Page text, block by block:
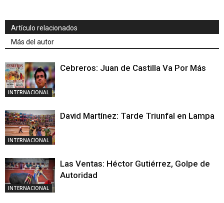
Artículo relacionados
Más del autor
INTERNACIONAL
Cebreros: Juan de Castilla Va Por Más
INTERNACIONAL
David Martínez: Tarde Triunfal en Lampa
INTERNACIONAL
Las Ventas: Héctor Gutiérrez, Golpe de
Autoridad